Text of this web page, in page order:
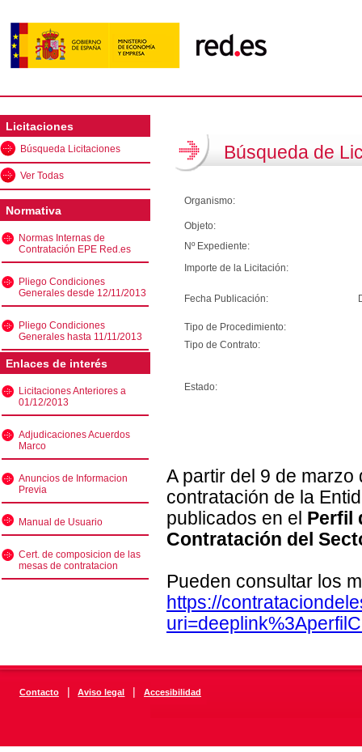
Licitaciones
Búsqueda Licitaciones
Ver Todas
Normativa
Normas Internas de
Contratación EPE Red.es
Pliego Condiciones
Generales desde 12/11/2013
Pliego Condiciones
Generales hasta 11/11/2013
Enlaces de interés
Licitaciones Anteriores a
01/12/2013
Adjudicaciones Acuerdos
Marco
Anuncios de Informacion
Previa
Manual de Usuario
Cert. de composicion de las
mesas de contratacion
Búsqueda de
Organismo:
Objeto:
Nº Expediente:
Importe de la Licitación:
Fecha Publicación:
Tipo de Procedimiento:
Tipo de Contrato:
Estado:
A partir del 9 de
contratación de la
publicados en el Perfil
Contratación del
Pueden consultar los
https://
Contacto | Aviso legal | Accesibilidad